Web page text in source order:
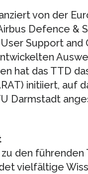
von der
Defence &
Support and
hat das TTD
initiiert, auf
Darmstadt
den
vielfältige